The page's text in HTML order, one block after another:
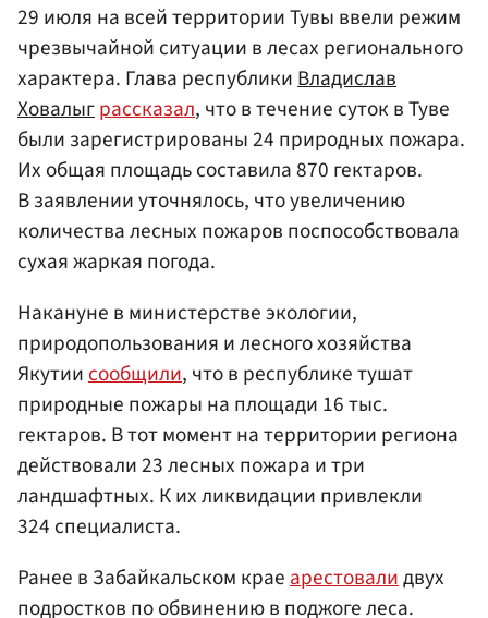
29 июля на всей территории Тувы ввели режим
чрезвычайной ситуации в лесах регионального
характера. Глава республикиВладислав
Ховалыграссказал, что в течение суток в Туве
были зарегистрированы 24 природных пожара.
Их общая площадь составила 870 гектаров.
В заявлении уточнялось, что увеличению
количества лесных пожаров поспособствовала
сухая жаркая погода.
Накануне в министерстве экологии,
природопользования и лесного хозяйства
Якутиисообщили, что в республике тушат
природные пожары на площади 16 тыс.
гектаров. В тот момент на территории региона
действовали 23 лесных пожара и три
ландшафтных. К их ликвидации привлекли
324 специалиста.
Ранее в Забайкальском краеарестовалидвух
подростков по обвинению в поджоге леса.